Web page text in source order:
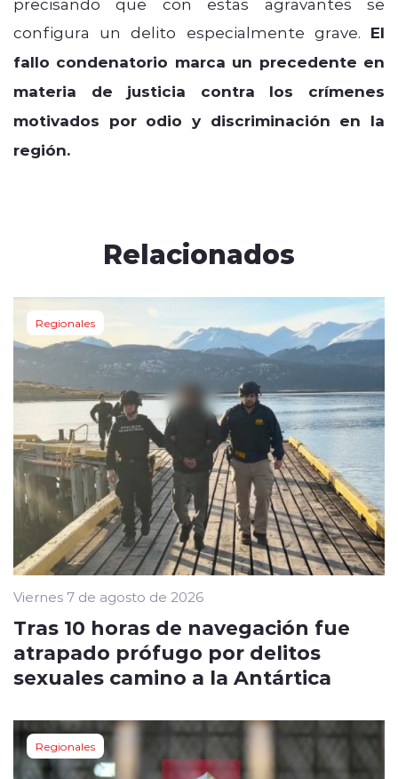
configura un delito especialmente grave. El
fallo condenatorio marca un precedente en
materia de justicia contra los crímenes
motivados por odio y discriminación en la
región.
Relacionados
Regionales
Viernes 7 de agosto de 2026
Tras 10 horas de navegación fue
atrapado prófugo por delitos
sexuales camino a la Antártica
Regionales